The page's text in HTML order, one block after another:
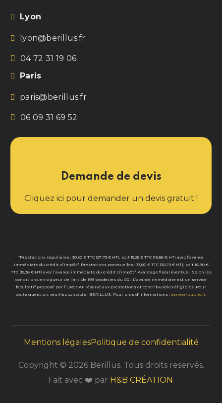
Lyon
lyon@berillus.fr
04 72 31 19 06
Paris
paris@berillus.fr
06 09 31 69 52
Demande de devis
Cliquez ici pour demander un devis gratuit !
*Prestations régulières : 30,50 € TTC (27,73 € HT), soit 15,25 € TTC (13,86 € HT) avec l’avance
immédiate du crédit d’impôt². Prestations ponctuelles : 33,80 € TTC (30,73 € HT), soit 16,90 €
TTC (15,36 € HT) avec l’avance immédiate du crédit d’impôt². Avantage fiscal éventuel. Selon les
conditions en vigueur de l’article 199 sexdecies du CGI. L’avance immédiate est un service
facultatif proposé par l’URSSAF réservé aux prestations et contribuables éligibles. Pour
toute question, veuillez contacter BERILLUS. Pour plus d’informations : service-public.fr
Mentions légalesPolitique de confidentialité
Copyright © 2026 Berillus. Tous droits reservés.
Fait avec ❤️ par H&B CRÉATION.